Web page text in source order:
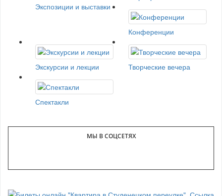
Экспозиции и выставки
Конференции
Экскурсии и лекции Творческие вечера
Спектакли
МЫ В СОЦСЕТЯХ